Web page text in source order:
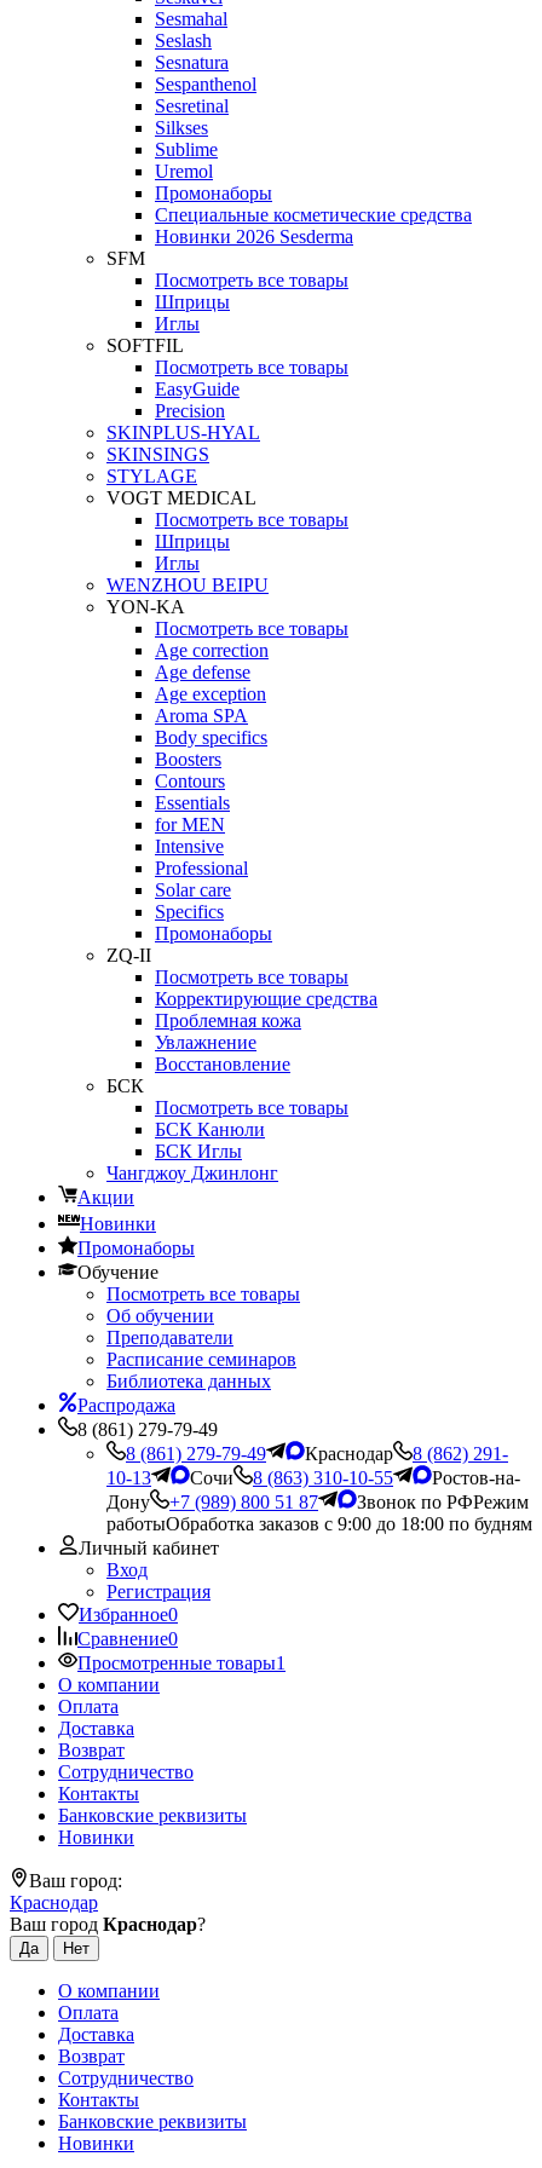
Sesmahal
Seslash
Sesnatura
Sespanthenol
Sesretinal
Silkses
Sublime
Uremol
Промонаборы
Специальные косметические средства
Новинки 2026 Sesderma
SFM
Посмотреть все товары
Шприцы
Иглы
SOFTFIL
Посмотреть все товары
EasyGuide
Precision
SKINPLUS-HYAL
SKINSINGS
STYLAGE
VOGT MEDICAL
Посмотреть все товары
Шприцы
Иглы
WENZHOU BEIPU
YON-KA
Посмотреть все товары
Age correction
Age defense
Age exception
Aroma SPA
Body specifics
Boosters
Contours
Essentials
for MEN
Intensive
Professional
Solar care
Specifics
Промонаборы
ZQ-II
Посмотреть все товары
Корректирующие средства
Проблемная кожа
Увлажнение
Восстановление
БСК
Посмотреть все товары
БСК Канюли
БСК Иглы
Чангджоу Джинлонг
Акции
Новинки
Промонаборы
Обучение
Посмотреть все товары
Об обучении
Преподаватели
Расписание семинаров
Библиотека данных
Распродажа
8 (861) 279-79-49
8 (861) 279-79-49
Краснодар
8 (862) 291-
10-13
Сочи 8 (863) 310-10-55
Ростов-на-
Дону
+7 (989) 800 51 87 Звонок по РФРежим
работыОбработка заказов с 9:00 до 18:00 по будням
Личный кабинет
Вход
Регистрация
Избранное0
Сравнение0
Просмотренные товары1
О компании
Оплата
Доставка
Возврат
Сотрудничество
Контакты
Банковские реквизиты
Новинки
Ваш город:
Краснодар
Ваш город Краснодар?
О компании
Оплата
Доставка
Возврат
Сотрудничество
Контакты
Банковские реквизиты
Новинки